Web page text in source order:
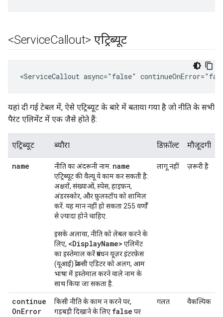
<ServiceCallout> एट्रिब्यूट
<ServiceCallout async="false"
यहां दी गई टेबल में, ऐसे एट्रिब्यूट के बारे में बताया गया है जो नीति के सभी
पैरंट एलिमेंट में एक जैसे होते हैं:
एट्रिब्यूट ब्यौरा डिफ़ॉल्ट मौजूदगी
name नीति का अंदरूनी नाम. name
एट्रिब्यूट की वैल्यू ये काम कर सकती है:
अक्षरों, संख्याओं, स्पेस, हाइफ़न,
अंडरस्कोर, और फ़ुलस्टॉप को शामिल
करें. यह मान नहीं हो सकता 255 वर्णों
से ज़्यादा होने चाहिए.
इसके अलावा, नीति को लेबल करने के
लिए, <DisplayName> एलिमेंट
का इस्तेमाल करें प्रबंधन यूज़र इंटरफ़ेस
(यूआई) प्रॉक्सी एडिटर को अलग, आम
भाषा में इस्तेमाल करने वाले नाम के
साथ किया जा सकता है.
लागू नहीं ज़रूरी है
continue
OnError
किसी नीति के काम न करने पर,
गड़बड़ी दिखाने के लिए false पर
गलत वैकल्पिक